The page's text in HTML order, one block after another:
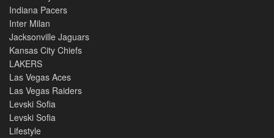
Indiana Pacers
Inter Milan
Jacksonville Jaguars
Kansas City Chiefs
LAKERS
Las Vegas Aces
Las Vegas Raiders
Levski Sofia
Levski Sofia
Lifestyle